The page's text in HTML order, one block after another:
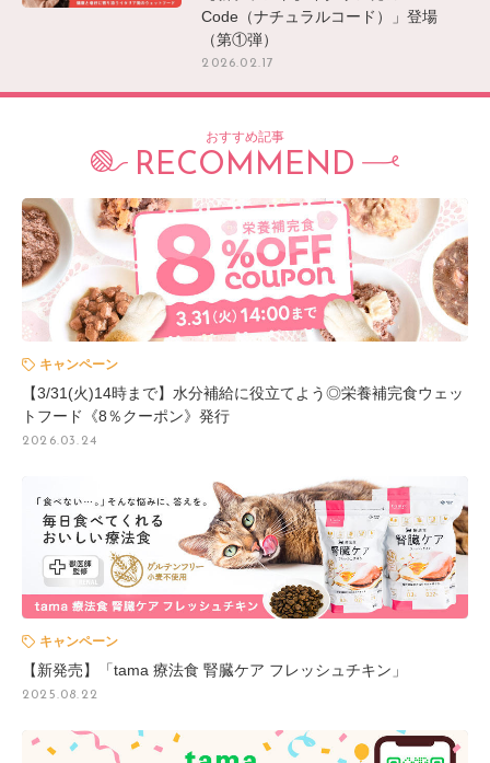
Code（ナチュラルコード）」登場
（第①弾）
2026.02.17
おすすめ記事
RECOMMEND
キャンペーン
【3/31(火)14時まで】水分補給に役立てよう◎栄養補完食ウェッ
トフード《8％クーポン》発行
2026.03.24
キャンペーン
【新発売】「tama 療法食 腎臓ケア フレッシュチキン」
2025.08.22